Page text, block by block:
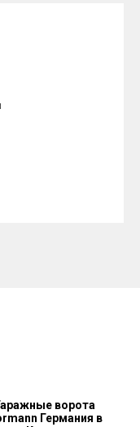
ворота
Германия в